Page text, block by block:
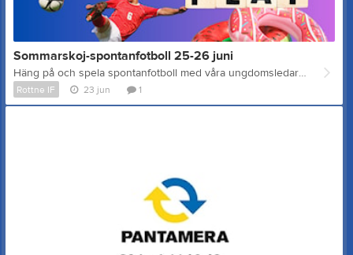
Sommarskoj-spontanfotboll 25-26 juni
Häng på och spela spontanfotboll med våra ungdomsledare vid Rottnes badplats, Innaren. Torsdag 25/6 och fredag 26/6, kl 11-15. Kostnadsfritt Vårdnadshavare ansvarar för sina barn.
Rottne IF 23 jun 1